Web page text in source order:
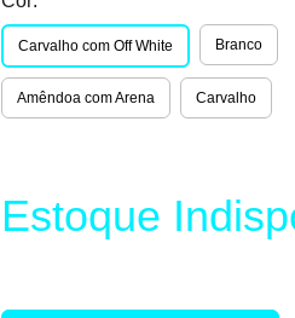
Carvalho com Off White Branco
Amêndoa com Arena Carvalho
Estoque